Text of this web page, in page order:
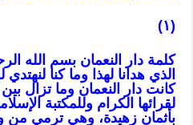
(١)
كلمة دار النعمان بسم الله
الذي هدانا لهذا وما كنا لنهتدي
كانت دار النعمان وما تزال
لقرائها الكرام وللمكتبة
بأثمان زهيدة، وهي ترمي من